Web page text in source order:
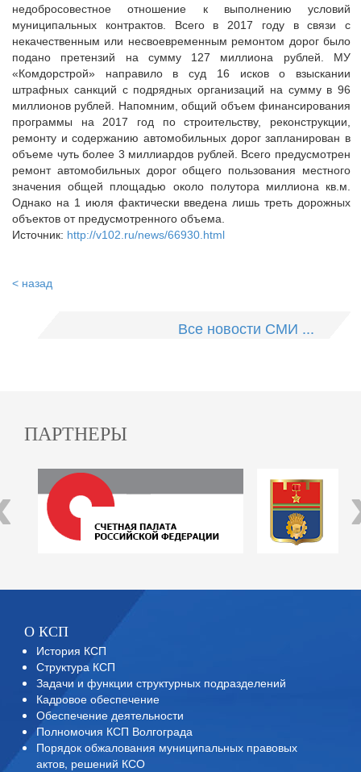
недобросовестное отношение к выполнению условий
муниципальных контрактов. Всего в 2017 году в связи с
некачественным или несвоевременным ремонтом дорог было
подано претензий на сумму 127 миллиона рублей. МУ
«Комдорстрой» направило в суд 16 исков о взыскании
штрафных санкций с подрядных организаций на сумму в 96
миллионов рублей. Напомним, общий объем финансирования
программы на 2017 год по строительству, реконструкции,
ремонту и содержанию автомобильных дорог запланирован в
объеме чуть более 3 миллиардов рублей. Всего предусмотрен
ремонт автомобильных дорог общего пользования местного
значения общей площадью около полутора миллиона кв.м.
Однако на 1 июля фактически введена лишь треть дорожных
объектов от предусмотренного объема.
Источник: http://v102.ru/news/66930.html
< назад
Все новости СМИ ...
ПАРТНЕРЫ
О КСП
История КСП
Структура КСП
Задачи и функции структурных подразделений
Кадровое обеспечение
Обеспечение деятельности
Полномочия КСП Волгограда
Порядок обжалования муниципальных правовых
актов, решений КСО